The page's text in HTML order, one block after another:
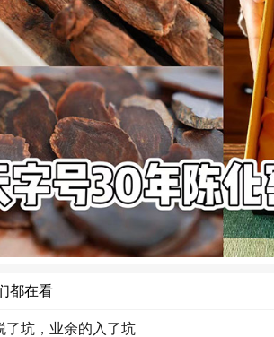
都在看
了坑，业余的入了坑